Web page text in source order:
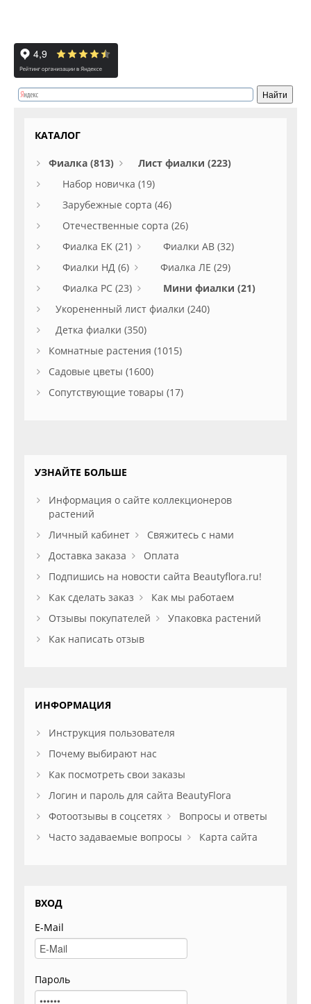
КАТАЛОГ
Фиалка (813)
Лист фиалки (223)
Набор новичка (19)
Зарубежные сорта (46)
Отечественные сорта (26)
Фиалка ЕК (21)
Фиалки АВ (32)
Фиалки НД (6)
Фиалка ЛЕ (29)
Фиалка РС (23)
Мини фиалки (21)
Укорененный лист фиалки (240)
Детка фиалки (350)
Комнатные растения (1015)
Садовые цветы (1600)
Сопутствующие товары (17)
УЗНАЙТЕ БОЛЬШЕ
Информация о сайте коллекционеров
растений
Личный кабинет
Свяжитесь с нами
Доставка заказа
Оплата
Подпишись на новости сайта Beautyflora.ru!
Как сделать заказ
Как мы работаем
Отзывы покупателей
Упаковка растений
Как написать отзыв
ИНФОРМАЦИЯ
Инструкция пользователя
Почему выбирают нас
Как посмотреть свои заказы
Логин и пароль для сайта BeautyFlora
Фотоотзывы в соцсетях
Вопросы и ответы
Часто задаваемые вопросы
Карта сайта
ВХОД
E-Mail
Пароль